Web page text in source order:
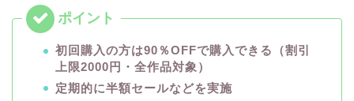
初回購入の方は90％OFFで購入できる（割引
上限2000円・全作品対象）
定期的に半額セールなどを実施